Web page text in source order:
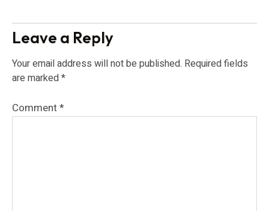
Leave a Reply
Your email address will not be published. Required fields
are marked*
Comment*